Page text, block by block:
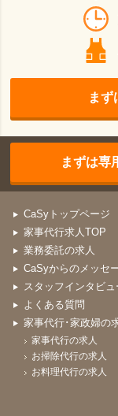
まず
まずは専
CaSyトップページ
家事代行求人TOP
業務委託の求人
CaSyからのメッセ
スタッフインタビュ
よくある質問
家事代行･家政婦の
家事代行の求人
お掃除代行の求人
お料理代行の求人